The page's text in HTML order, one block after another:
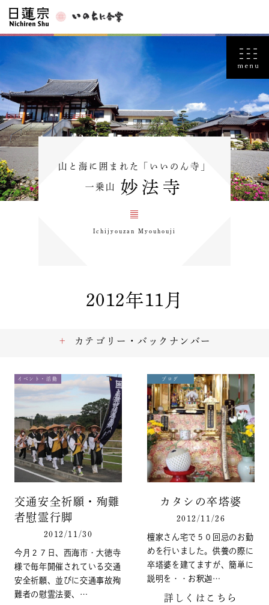
山と海に囲まれた「いいのん寺」
一乗山 妙法寺
Ichijyouzan Myouhouji
2012年11月
イベント・活動
交通安全祈願・殉難
者慰霊行脚
2012/11/30
今月２７日、西海市・大徳寺
様で毎年開催されている交通
安全祈願、並びに交通事故殉
難者の慰霊法要、…
ブログ
カタシの卒塔婆
2012/11/26
檀家さん宅で５０回忌のお勤
めを行いました。供養の際に
卒塔婆を建てますが、簡単に
説明を・・お釈迦…
詳しくはこちら
カテゴリー・バックナンバー